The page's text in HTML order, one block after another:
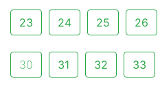
23 24 25 26
30 31 32 33